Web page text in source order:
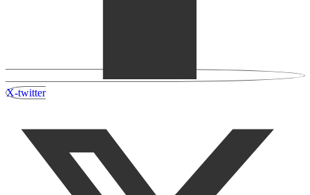
X-twitter